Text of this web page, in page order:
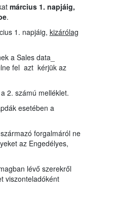
március 1. napjáig,
.
1. napjáig, kizárólag
a Sales data_
fel azt kérjük az
2. számú melléklet.
esetében a
forgalmáról ne
az Engedélyes,
lévő szerekről
viszonteladóként